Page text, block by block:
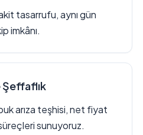
tasarrufu, aynı gün
imkânı.
arıza teşhisi, net fiyat
sunuyoruz.